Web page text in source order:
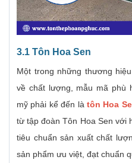
3.1 Tôn Hoa Sen
Một trong những thương
về chất lượng, mẫu mã phù
mỹ phải kể đến là tôn Hoa
từ tập đoàn Tôn Hoa Sen với
tiêu chuẩn sản xuất chất
sản phẩm ưu việt, đạt chuẩn